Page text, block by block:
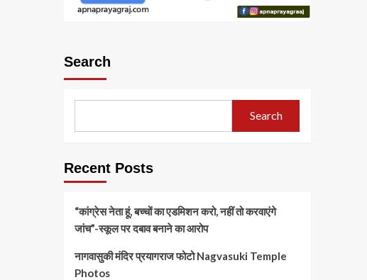
Search
Search
Recent Posts
“कांग्रेस नेता हूं, बच्चों का एडमिशन करो, नहीं तो करवाएंगे
जांच”-स्कूल पर दबाव बनाने का आरोप
नागवासुकी मंदिर प्रयागराज फोटो Nagvasuki Temple
Photos